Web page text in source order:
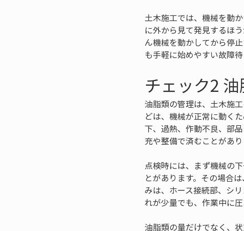
土木施工では、機械を動
に外から見て発見するほ
ん機械を動かしてから停
も手軽に始めやすい故障待
チェック2
油脂類の管理は、土木施
どは、機械が正常に動く
下、過熱、作動不良、部
充や整備で済むことがあ
点検時には、まず機械の
とがあります。その場合
みは、ホース接続部、シ
れが少量でも、作業中に
油脂類の量だけでなく、